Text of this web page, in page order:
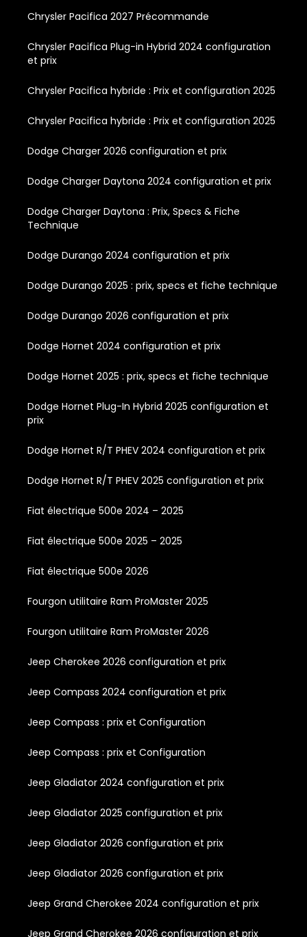
Chrysler Pacifica 2027 Précommande
Chrysler Pacifica Plug-in Hybrid 2024 configuration
et prix
Chrysler Pacifica hybride : Prix et configuration 2025
Chrysler Pacifica hybride : Prix et configuration 2025
Dodge Charger 2026 configuration et prix
Dodge Charger Daytona 2024 configuration et prix
Dodge Charger Daytona : Prix, Specs & Fiche
Technique
Dodge Durango 2024 configuration et prix
Dodge Durango 2025 : prix, specs et fiche technique
Dodge Durango 2026 configuration et prix
Dodge Hornet 2024 configuration et prix
Dodge Hornet 2025 : prix, specs et fiche technique
Dodge Hornet Plug-In Hybrid 2025 configuration et
prix
Dodge Hornet R/T PHEV 2024 configuration et prix
Dodge Hornet R/T PHEV 2025 configuration et prix
Fiat électrique 500e 2024 – 2025
Fiat électrique 500e 2025 – 2025
Fiat électrique 500e 2026
Fourgon utilitaire Ram ProMaster 2025
Fourgon utilitaire Ram ProMaster 2026
Jeep Cherokee 2026 configuration et prix
Jeep Compass 2024 configuration et prix
Jeep Compass : prix et Configuration
Jeep Compass : prix et Configuration
Jeep Gladiator 2024 configuration et prix
Jeep Gladiator 2025 configuration et prix
Jeep Gladiator 2026 configuration et prix
Jeep Gladiator 2026 configuration et prix
Jeep Grand Cherokee 2024 configuration et prix
Jeep Grand Cherokee 2026 configuration et prix